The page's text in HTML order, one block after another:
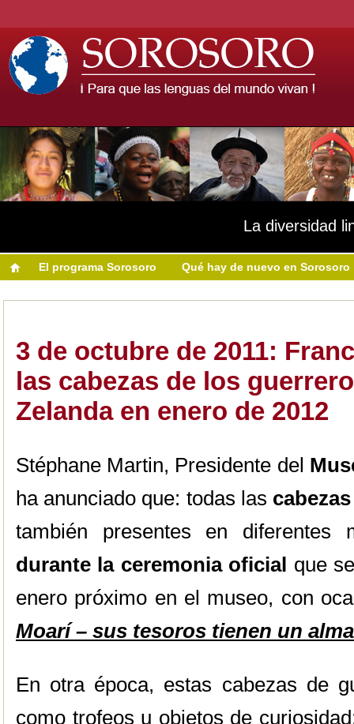
La diversidad
El programa Sorosoro Qué hay de nuevo en Sorosoro
3 de octubre de 2011:
las cabezas de los
Zelanda en enero de 2012
Stéphane Martin, Presidente del
ha anunciado que: todas las
también presentes en diferentes
durante la ceremonia oficial que
enero próximo en el museo, con
Moarí – sus tesoros tienen un alma
En otra época, estas cabezas de
como trofeos u objetos de